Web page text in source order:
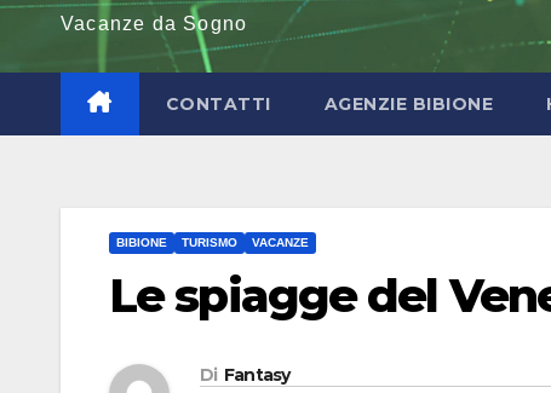
Vacanze da Sogno
CONTATTI AGENZIE BIBIONE
BIBIONE TURISMO VACANZE
Le spiagge del
Di Fantasy